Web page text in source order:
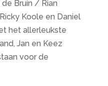
Bruin / Rian
Koole en Daniel
het allerleukste
Jan en Keez
voor de